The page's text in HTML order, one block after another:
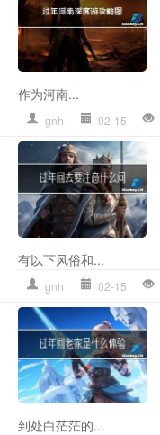
作为河南...
gnh 02-15
有以下风俗和...
gnh 02-15
到处白茫茫的...